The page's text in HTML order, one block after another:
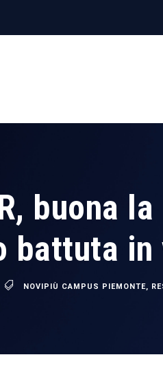
buona
battuta in
NOVIPIÙ CAMPUS PIEMONTE,